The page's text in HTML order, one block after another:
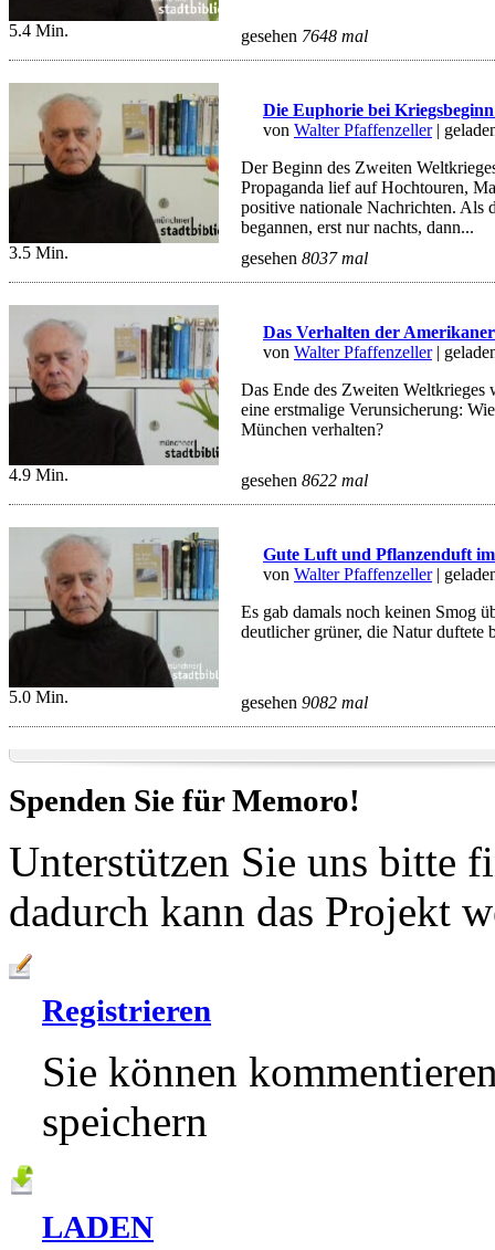
5.4 Min. gesehen 7648 mal
3.5 Min.
Die Euphorie bei
von Walter Pfaffenzeller|
Der Beginn des Zweiten
Propaganda lief auf Hochtouren,
positive nationale Nachrichten. Als
begannen, erst nur nachts, dann...
gesehen 8037 mal
4.9 Min.
Das Verhalten der
von Walter Pfaffenzeller|
Das Ende des Zweiten Weltkrieges
eine erstmalige Verunsicherung:
München verhalten?
gesehen 8622 mal
5.0 Min.
Gute Luft und Pflanzenduft
von Walter Pfaffenzeller|
Es gab damals noch keinen Smog
deutlicher grüner, die Natur duftete
gesehen 9082 mal
Spenden Sie fürMemoro!
Unterstützen Sie uns bitte
dadurch kann das Projekt
Registrieren
Sie können
speichern
LADEN